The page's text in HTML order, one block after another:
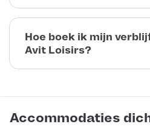
Hoe boek ik mijn
Avit Loisirs?
Accommodaties